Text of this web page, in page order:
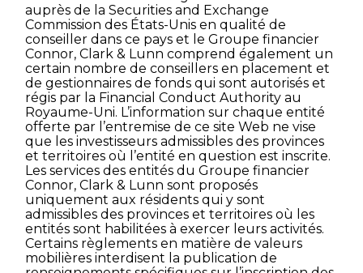
auprès de la Securities and Exchange
Commission des États-Unis en qualité de
conseiller dans ce pays et le Groupe financier
Connor, Clark & Lunn comprend également un
certain nombre de conseillers en placement et
de gestionnaires de fonds qui sont autorisés et
régis par la Financial Conduct Authority au
Royaume-Uni. L’information sur chaque entité
offerte par l’entremise de ce site Web ne vise
que les investisseurs admissibles des provinces
et territoires où l’entité en question est inscrite.
Les services des entités du Groupe financier
Connor, Clark & Lunn sont proposés
uniquement aux résidents qui y sont
admissibles des provinces et territoires où les
entités sont habilitées à exercer leurs activités.
Certains règlements en matière de valeurs
mobilières interdisent la publication de